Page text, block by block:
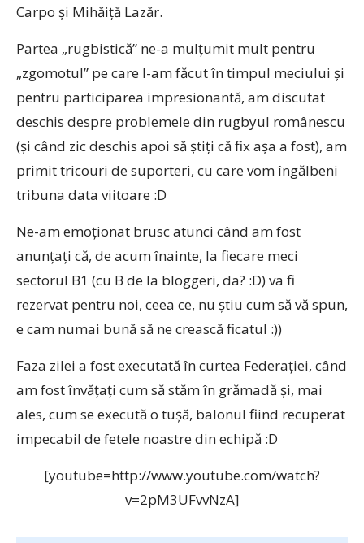
Carpo şi Mihăiţă Lazăr.
Partea „rugbistică” ne-a mulţumit mult pentru
„zgomotul” pe care l-am făcut în timpul meciului şi
pentru participarea impresionantă, am discutat
deschis despre problemele din rugbyul românescu
(şi când zic deschis apoi să ştiţi că fix aşa a fost), am
primit tricouri de suporteri, cu care vom îngălbeni
tribuna data viitoare :D
Ne-am emoţionat brusc atunci când am fost
anunţaţi că, de acum înainte, la fiecare meci
sectorul B1 (cu B de la bloggeri, da? :D) va fi
rezervat pentru noi, ceea ce, nu ştiu cum să vă spun,
e cam numai bună să ne crească ficatul :))
Faza zilei a fost executată în curtea Federaţiei, când
am fost învăţaţi cum să stăm în grămadă şi, mai
ales, cum se execută o tuşă, balonul fiind recuperat
impecabil de fetele noastre din echipă :D
[youtube=http://www.youtube.com/watch?
v=2pM3UFvvNzA]